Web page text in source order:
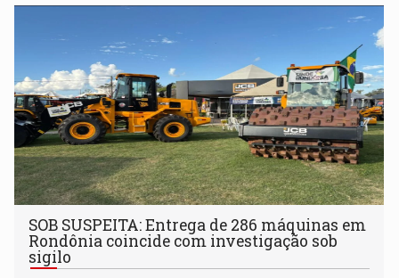
não ter entrado no modo eleição; ABAV faz evento em
SOB SUSPEITA: Entrega de 286 máquinas em
Rondônia coincide com investigação sob
sigilo